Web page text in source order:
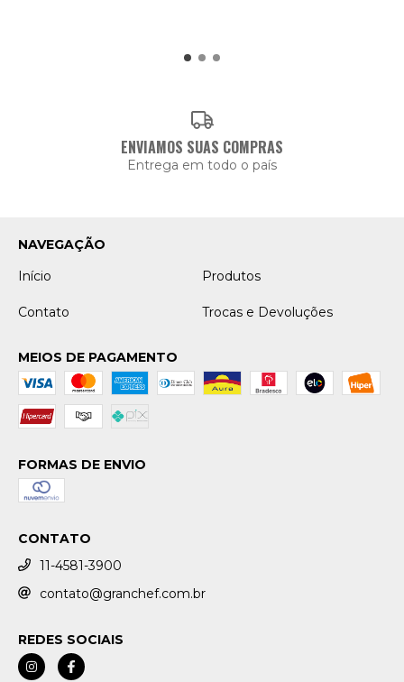
ENVIAMOS SUAS COMPRAS
Entrega em todo o país
NAVEGAÇÃO
Início
Produtos
Contato Trocas e Devoluções
MEIOS DE PAGAMENTO
FORMAS DE ENVIO
CONTATO
11-4581-3900
contato@granchef.com.br
REDES SOCIAIS